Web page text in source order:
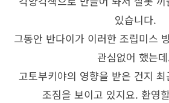
있습니다.
그동안 반다이가 이러한 조립미스
관심없어 했는
고토부키야의 영향을 받은 건지
조짐을 보이고 있지요. 환영